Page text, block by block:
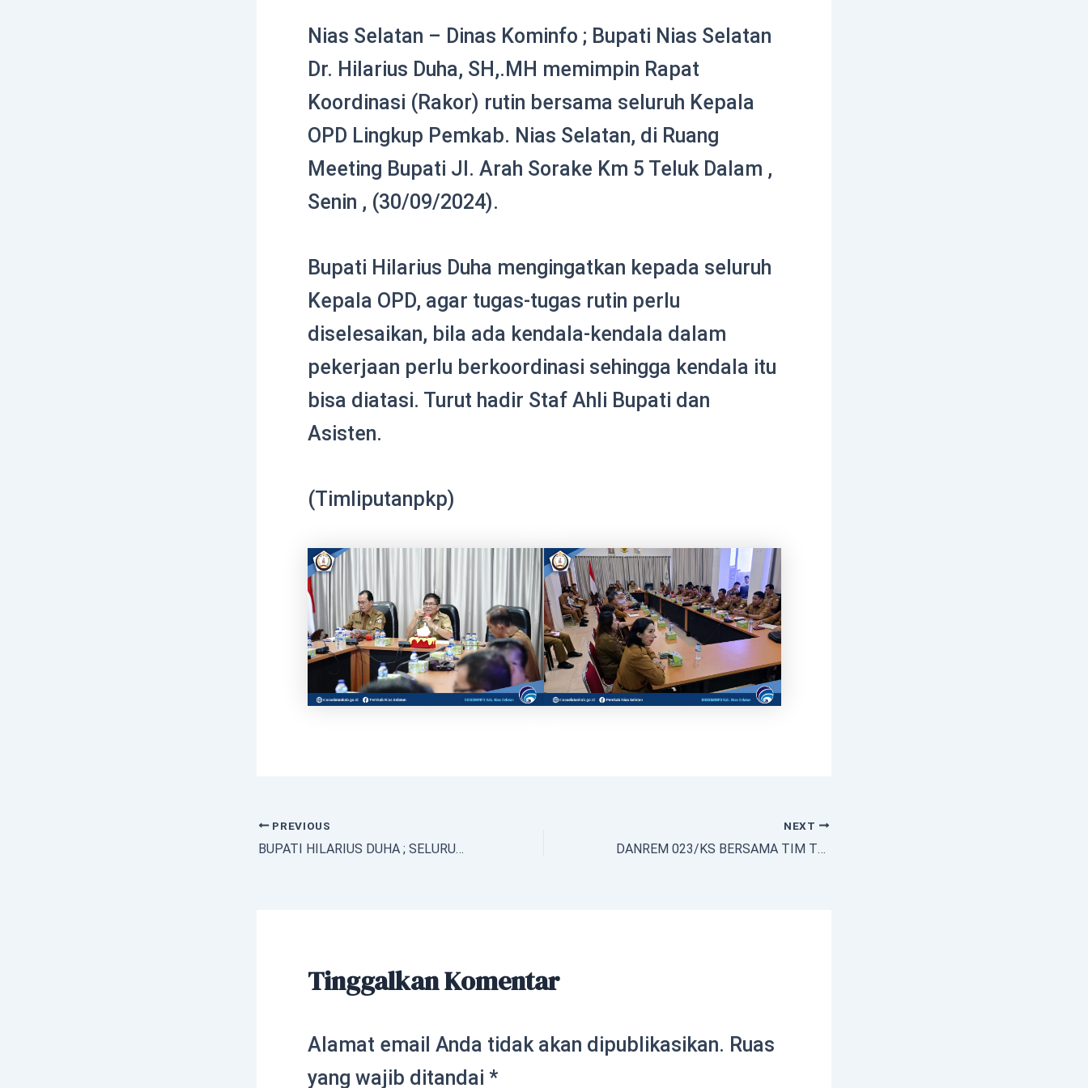
Nias Selatan – Dinas Kominfo ; Bupati Nias Selatan
Dr. Hilarius Duha, SH,.MH memimpin Rapat
Koordinasi (Rakor) rutin bersama seluruh Kepala
OPD Lingkup Pemkab. Nias Selatan, di Ruang
Meeting Bupati Jl. Arah Sorake Km 5 Teluk Dalam ,
Senin , (30/09/2024).
Bupati Hilarius Duha mengingatkan kepada seluruh
Kepala OPD, agar tugas-tugas rutin perlu
diselesaikan, bila ada kendala-kendala dalam
pekerjaan perlu berkoordinasi sehingga kendala itu
bisa diatasi. Turut hadir Staf Ahli Bupati dan
Asisten.
(Timliputanpkp)
PREVIOUS
BUPATI HILARIUS DUHA ; SELURUH ASN WAJIB NETRAL PADA PILKADA , 27 NOVEMBER 2024
NEXT
DANREM 023/KS BERSAMA TIM TERPADU, KUNJUNGI PASIEN MALARIA & DBD DI KEPULAUAN BATU
Tinggalkan Komentar
Alamat email Anda tidak akan dipublikasikan. Ruas
yang wajib ditandai *